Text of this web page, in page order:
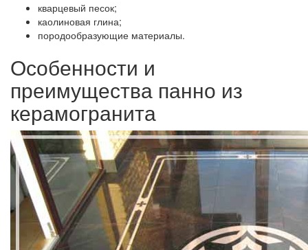
кварцевый песок;
каолиновая глина;
породообразующие материалы.
Особенности и
преимущества панно из
керамогранита